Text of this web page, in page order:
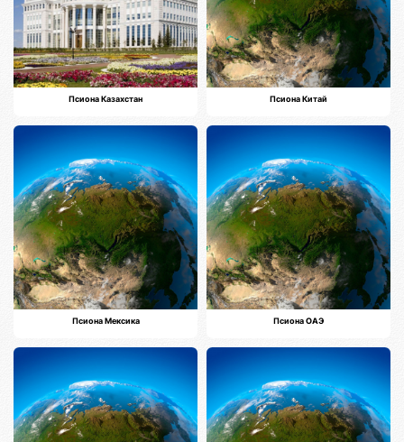
Псиона Казахстан Псиона Китай
Псиона Мексика Псиона ОАЭ